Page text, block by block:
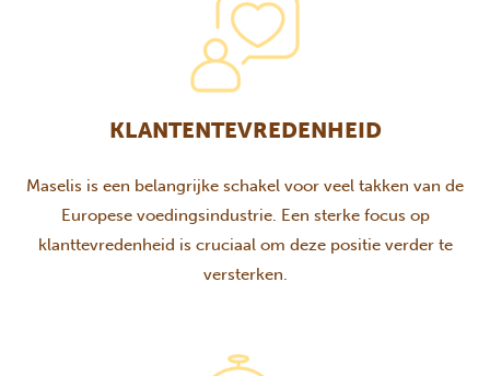
KLANTENTEVREDENHEID
Maselis is een belangrijke schakel voor veel takken van de
Europese voedingsindustrie. Een sterke focus op
klanttevredenheid is cruciaal om deze positie verder te
versterken.